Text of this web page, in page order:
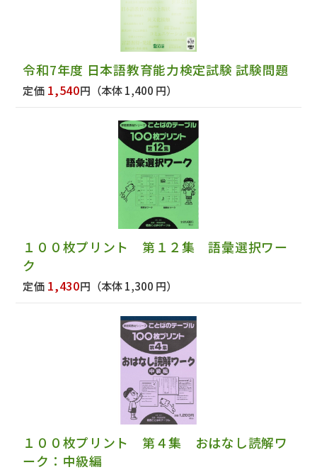
令和7年度 日本語教育能力検定試験 試験問題
定価 1,540円 （本体 1,400 円）
１００枚プリント 第１２集 語彙選択ワー
ク
定価 1,430円 （本体 1,300 円）
１００枚プリント 第４集 おはなし読解ワ
ーク：中級編